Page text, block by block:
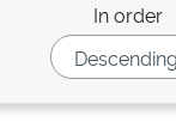
In order